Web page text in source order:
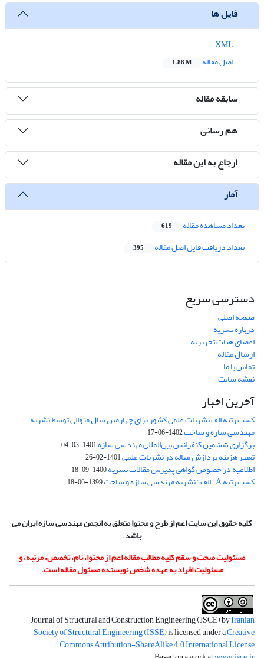
فایل ها
اصل مقاله
1.88 M
سابقه مقاله
هم رسانی
ارجاع به این مقاله
آمار
تعداد مشاهده مقاله 619
تعداد دریافت فایل اصل مقاله 395
دسترسی سریع
صفحه اصلی
درباره نشریه
اعضای هیات تحریریه
ارسال مقاله
تماس با ما
نقشه سایت
آخرین اخبار
کسب رتبه الف نشریات علمی کشور برای چهارمین سال متوالی توسط نشریه
مهندسی سازه و ساخت1402-06-17
برگزاری ششمین کنفرانس بین‌المللی مهندسی سازه1401-03-04
تغییر هزینه پردازش مقاله در نشریات علمی1401-02-26
اطلاعیه در خصوص گواهی پذیرش مقالات نشریه1400-09-18
کسب رتبه A "الف" نشریه مهندسی سازه و ساخت 1399-06-18
کلیه حقوق این سایت اعم از طرح و محتوا متعلق به انجمن مهندسی سازه ایران می
باشد.
مسئولیت صحت و سقم کلیه مطالب مقاله اعم از محتوا، نام، تخصص، مرتبه، و
مسئولیت افراد به عهده شخص نویسنده مسئول مقاله است.
Journal of Structural and Construction Engineering (JSCE) byIranian
Society of Structural Engineering (ISSE)is licensed under aCreative
Commons Attribution-ShareAlike 4.0 International License
.